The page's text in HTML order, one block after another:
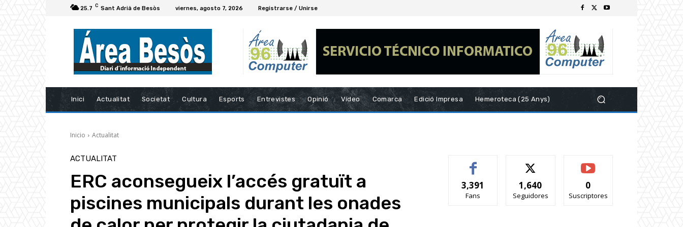
25.7 C Sant Adrià de Besòs viernes, agosto 7, 2026 Registrarse / Unirse
Inici Actualitat Societat Cultura Esports Entrevistes Opinió Vídeo Comarca Edició Impresa Hemeroteca (25 Anys)
Inicio Actualitat
ACTUALITAT
ERC aconsegueix l’accés gratuït a
piscines municipals durant les onades
3,391
Fans
1,640
Seguidores
0
Suscriptores